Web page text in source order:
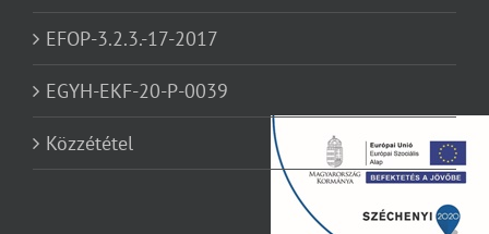
EFOP-3.2.3.-17-2017
EGYH-EKF-20-P-0039
Közzététel